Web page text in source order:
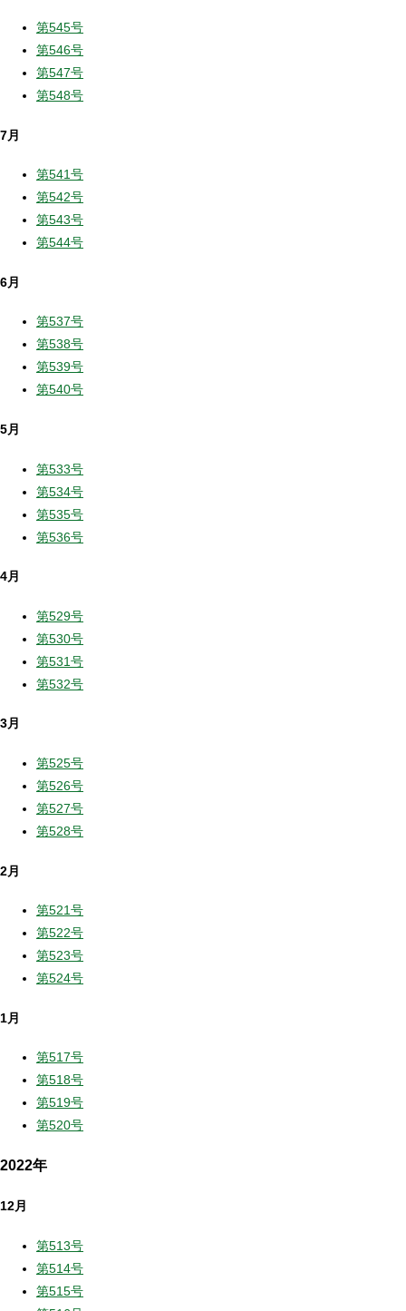
第545号
第546号
第547号
第548号
7月
第541号
第542号
第543号
第544号
6月
第537号
第538号
第539号
第540号
5月
第533号
第534号
第535号
第536号
4月
第529号
第530号
第531号
第532号
3月
第525号
第526号
第527号
第528号
2月
第521号
第522号
第523号
第524号
1月
第517号
第518号
第519号
第520号
2022年
12月
第513号
第514号
第515号